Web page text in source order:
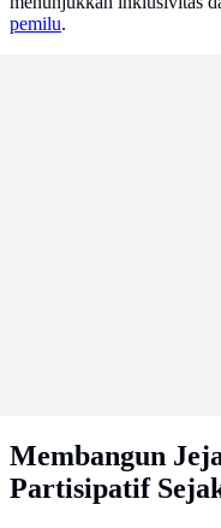
pemilu.
Membangun
Partisipatif